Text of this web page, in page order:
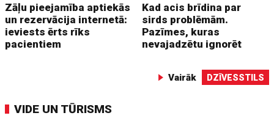
Zāļu pieejamība aptiekās
un rezervācija internetā:
ieviests ērts rīks
pacientiem
Kad acis brīdina par
sirds problēmām.
Pazīmes, kuras
nevajadzētu ignorēt
Vairāk DZĪVESSTILS
VIDE UN TŪRISMS